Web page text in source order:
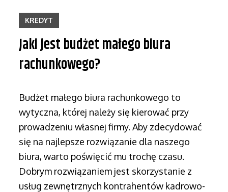
KREDYT
Jaki jest budżet małego biura
rachunkowego?
Budżet małego biura rachunkowego to
wytyczna, której należy się kierować przy
prowadzeniu własnej firmy. Aby zdecydować
się na najlepsze rozwiązanie dla naszego
biura, warto poświęcić mu trochę czasu.
Dobrym rozwiązaniem jest skorzystanie z
usług zewnętrznych kontrahentów kadrowo-